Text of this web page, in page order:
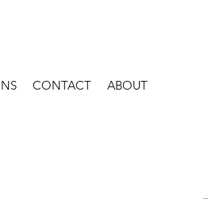
CONTACT ABOUT